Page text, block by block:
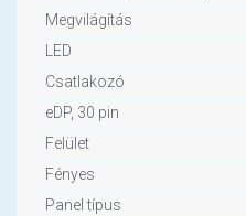
Megvilágítás
LED
Csatlakozó
eDP, 30 pin
Felület
Fényes
Panel típus